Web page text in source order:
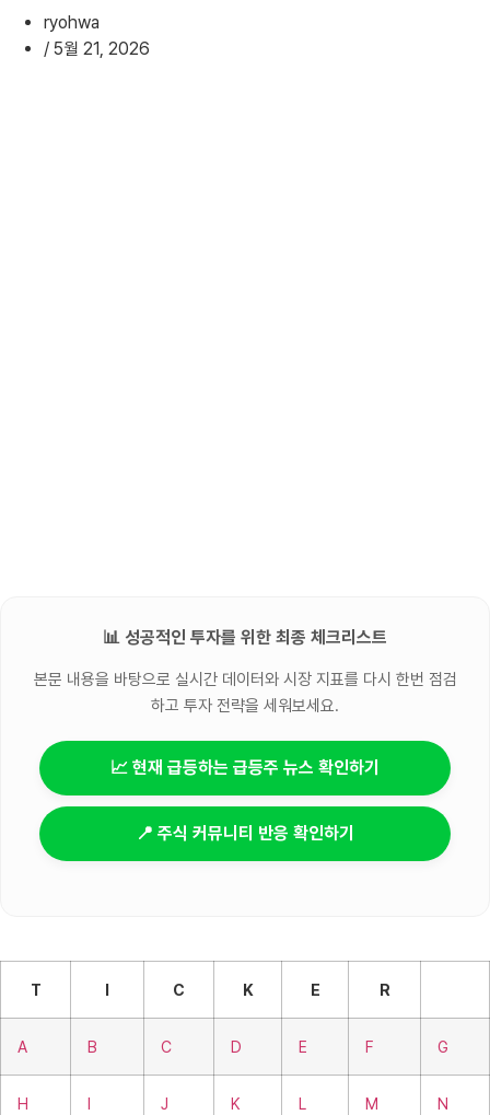
ryohwa
/ 5월 21, 2026
📊 성공적인 투자를 위한 최종 체크리스트
본문 내용을 바탕으로 실시간 데이터와 시장 지표를 다시 한번 점검
하고 투자 전략을 세워보세요.
📈 현재 급등하는 급등주 뉴스 확인하기
📍 주식 커뮤니티 반응 확인하기
T I C K E R
A B C D E F G
H I J K L M N